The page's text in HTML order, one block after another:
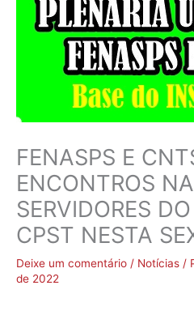
FENASPS E
ENCONTROS
SERVIDORES
CPST NESTA
Deixe um comentário / Notícias /
de 2022